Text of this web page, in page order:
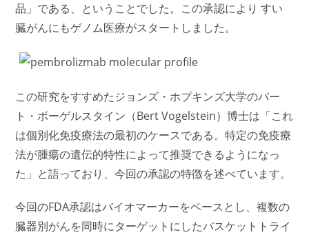
品」である、ということでした。この承認により すい
臓がんにもゲノム医療がスタートしました。
この研究をすすめたジョンズ・ホプキンズ大学のバー
ト・ボーゲルスタイン（Bert Vogelstein）博士は「これ
は個別化免疫療法の最初のケースである。特定の免疫療
法が腫瘍の遺伝的特性によって推奨できるようになっ
た」と語っており、今回の承認の特徴を述べています。
今回のFDA承認はバイオマーカーをベースとし、複数の
臓器別がんを同時にターゲットにしたバスケットトライ